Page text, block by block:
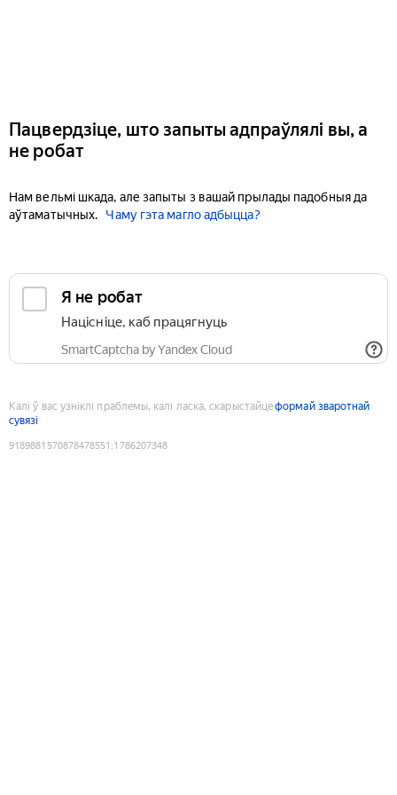
Пацвердзіце, што запыты адпраўлялі вы, а
не робат
Нам вельмі шкада, але запыты з вашай прылады падобныя да
аўтаматычных.
Чаму гэта магло адбыцца?
Я не робат
Націсніце, каб працягнуць
SmartCaptcha by Yandex Cloud
Калі ў вас узніклі праблемы, калі ласка, скарыстайцеформай зваротнай
сувязі
9189881570878478551 :1786207348